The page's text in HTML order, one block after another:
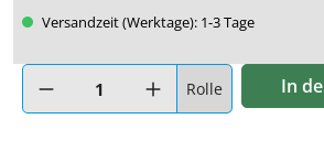
Versandzeit (Werktage): 1-3 Tage
Produkt Anzahl: Gib den gewünschten
Rolle In